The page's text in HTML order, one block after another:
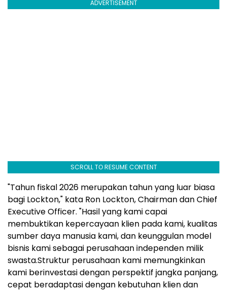
ADVERTISEMENT
SCROLL TO RESUME CONTENT
"Tahun fiskal 2026 merupakan tahun yang luar biasa
bagi Lockton," kata Ron Lockton, Chairman dan Chief
Executive Officer. "Hasil yang kami capai
membuktikan kepercayaan klien pada kami, kualitas
sumber daya manusia kami, dan keunggulan model
bisnis kami sebagai perusahaan independen milik
swasta.Struktur perusahaan kami memungkinkan
kami berinvestasi dengan perspektif jangka panjang,
cepat beradaptasi dengan kebutuhan klien dan